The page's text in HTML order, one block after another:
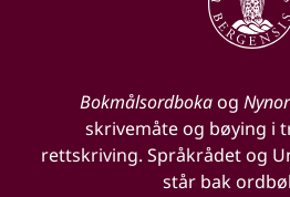
Bokmålsordbokaog
skrivemåte og bøying i
rettskriving. Språkrådet og
står bak